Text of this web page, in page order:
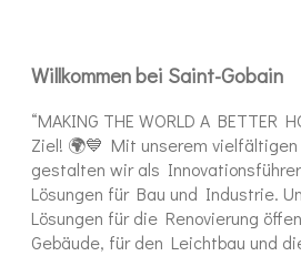
Willkommen bei Saint-Gobain
“MAKING THE WORLD A BETTER
Ziel! 🌍💙 Mit unserem
gestalten wir als
Lösungen für Bau und Industrie.
Lösungen für die Renovierung
Gebäude, für den Leichtbau und